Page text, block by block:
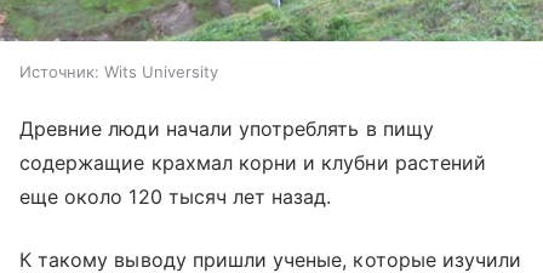
Источник: Wits University
Древние люди начали употреблять в пищу
содержащие крахмал корни и клубни растений
еще около 120 тысяч лет назад.
К такому выводу пришли ученые, которые изучили